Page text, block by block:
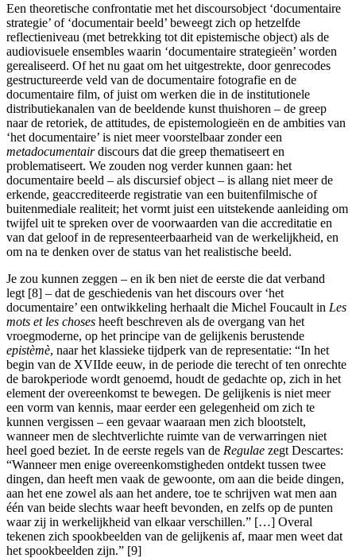
Een theoretische confrontatie met het discoursobject ‘documentaire
strategie’ of ‘documentair beeld’ beweegt zich op hetzelfde
reflectieniveau (met betrekking tot dit epistemische object) als de
audiovisuele ensembles waarin ‘documentaire strategieën’ worden
gerealiseerd. Of het nu gaat om het uitgestrekte, door genrecodes
gestructureerde veld van de documentaire fotografie en de
documentaire film, of juist om werken die in de institutionele
distributiekanalen van de beeldende kunst thuishoren – de greep
naar de retoriek, de attitudes, de epistemologieën en de ambities van
‘het documentaire’ is niet meer voorstelbaar zonder een
metadocumentairdiscours dat die greep thematiseert en
problematiseert. We zouden nog verder kunnen gaan: het
documentaire beeld – als discursief object – is allang niet meer de
erkende, geaccrediteerde registratie van een buitenfilmische of
buitenmediale realiteit; het vormt juist een uitstekende aanleiding om
twijfel uit te spreken over de voorwaarden van die accreditatie en
van dat geloof in de representeerbaarheid van de werkelijkheid, en
om na te denken over de status van het realistische beeld.
Je zou kunnen zeggen – en ik ben niet de eerste die dat verband
legt [8] – dat de geschiedenis van het discours over ‘het
documentaire’ een ontwikkeling herhaalt die Michel Foucault in Les
mots et les choses heeft beschreven als de overgang van het
vroegmoderne, op het principe van de gelijkenis berustende
epistèmè, naar het klassieke tijdperk van de representatie: “In het
begin van de XVIIde eeuw, in de periode die terecht of ten onrechte
de barokperiode wordt genoemd, houdt de gedachte op, zich in het
element der overeenkomst te bewegen. De gelijkenis is niet meer
een vorm van kennis, maar eerder een gelegenheid om zich te
kunnen vergissen – een gevaar waaraan men zich blootstelt,
wanneer men de slechtverlichte ruimte van de verwarringen niet
heel goed beziet. In de eerste regels van de Regulae zegt Descartes:
“Wanneer men enige overeenkomstigheden ontdekt tussen twee
dingen, dan heeft men vaak de gewoonte, om aan die beide dingen,
aan het ene zowel als aan het andere, toe te schrijven wat men aan
één van beide slechts waar heeft bevonden, en zelfs op de punten
waar zij in werkelijkheid van elkaar verschillen.” […] Overal
tekenen zich spookbeelden van de gelijkenis af, maar men weet dat
het spookbeelden zijn.” [9]